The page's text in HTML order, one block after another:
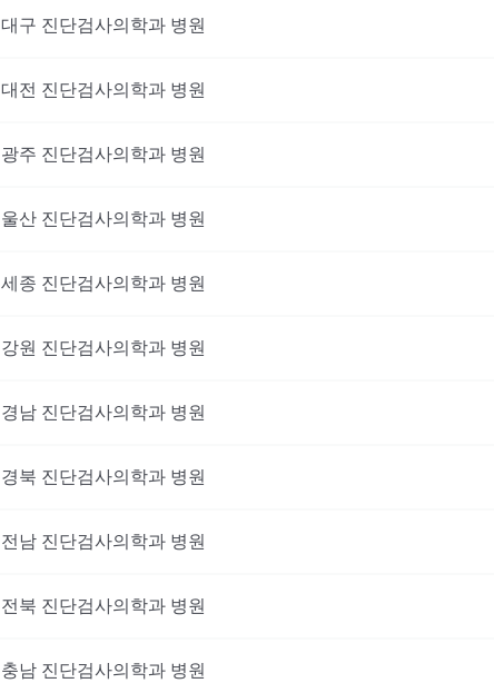
대구 진단검사의학과 병원
대전 진단검사의학과 병원
광주 진단검사의학과 병원
울산 진단검사의학과 병원
세종 진단검사의학과 병원
강원 진단검사의학과 병원
경남 진단검사의학과 병원
경북 진단검사의학과 병원
전남 진단검사의학과 병원
전북 진단검사의학과 병원
충남 진단검사의학과 병원
대기없이 진료를 받고 싶으신가요?